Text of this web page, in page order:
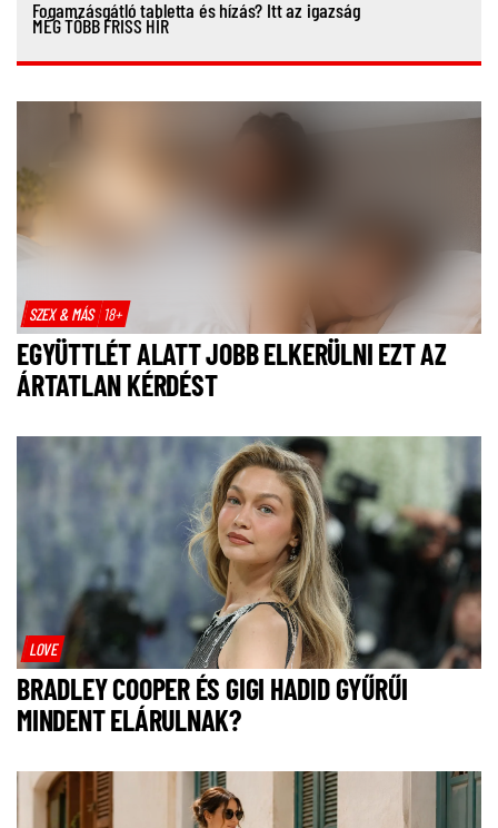
Fogamzásgátló tabletta és hízás? Itt az igazság
MÉG TÖBB FRISS HÍR
SZEX & MÁS 18+
EGYÜTTLÉT ALATT JOBB ELKERÜLNI EZT AZ
ÁRTATLAN KÉRDÉST
LOVE
BRADLEY COOPER ÉS GIGI HADID GYŰRŰI
MINDENT ELÁRULNAK?